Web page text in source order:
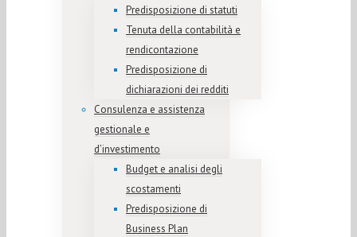
Predisposizione di statuti
Tenuta della contabilità e
rendicontazione
Predisposizione di
dichiarazioni dei redditi
Consulenza e assistenza
gestionale e
d’investimento
Budget e analisi degli
scostamenti
Predisposizione di
Business Plan